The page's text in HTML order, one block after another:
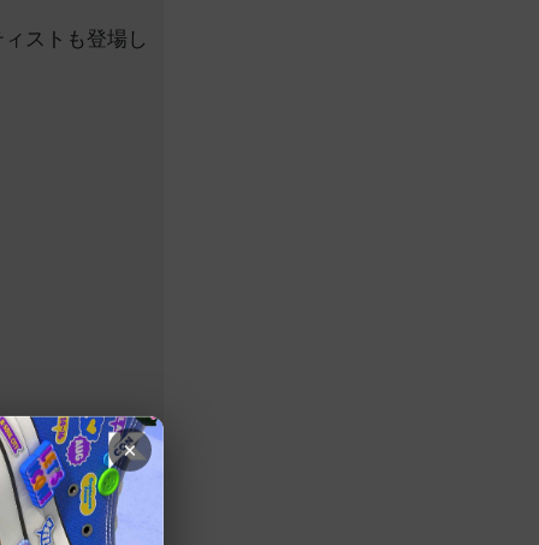
ストも登場し
×